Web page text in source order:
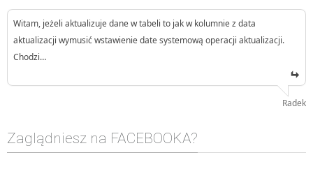
Witam, jeżeli aktualizuje dane w tabeli to jak w kolumnie z data
aktualizacji wymusić wstawienie date systemową operacji aktualizacji.
Chodzi…
Radek
Zaglądniesz na FACEBOOKA?